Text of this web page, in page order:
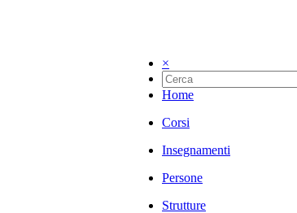
×
Home
Corsi
Insegnamenti
Persone
Strutture